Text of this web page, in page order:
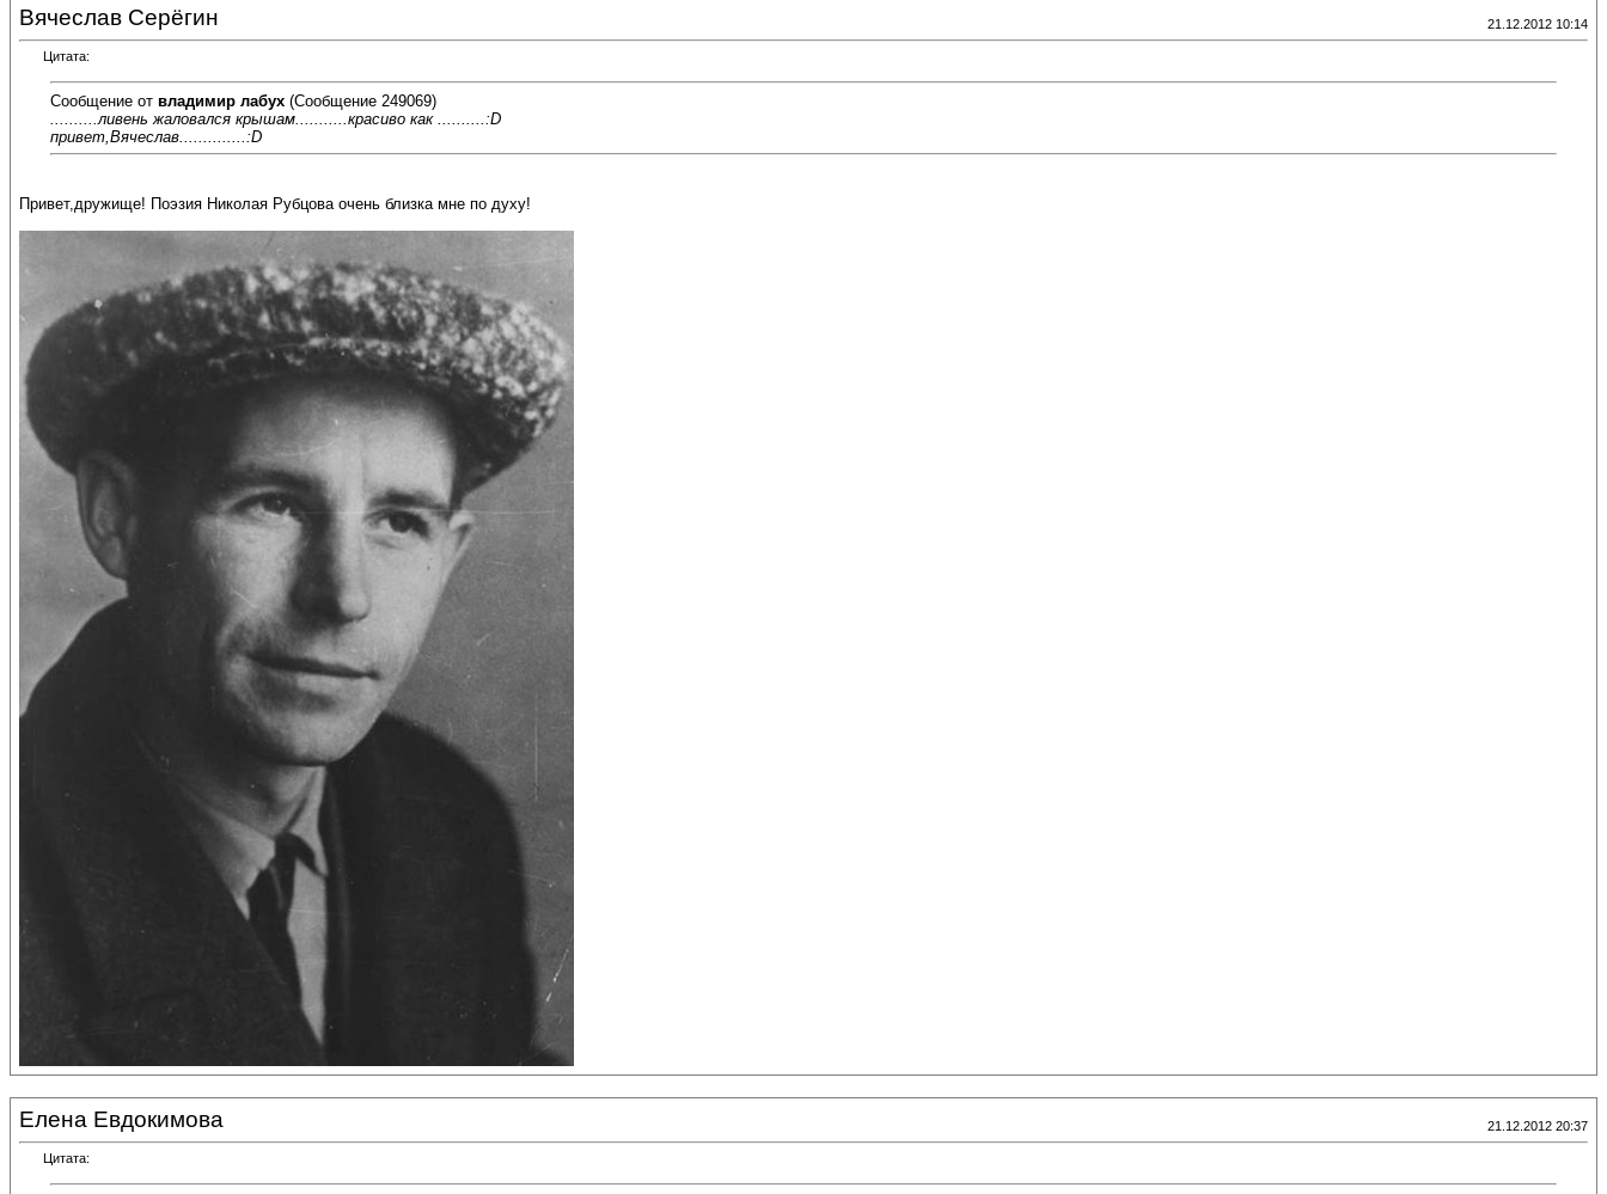
Вячеслав Серёгин 21.12.2012 10:14
Цитата:
Сообщение от владимир лабух (Сообщение 249069)
..........ливень жаловался крышам...........красиво как ..........:D
привет,Вячеслав..............:D
Привет,дружище! Поэзия Николая Рубцова очень близка мне по духу!
Елена Евдокимова 21.12.2012 20:37
Цитата: